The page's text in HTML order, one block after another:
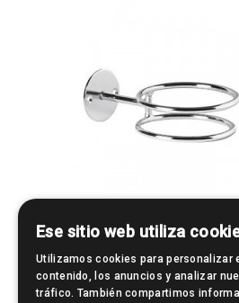
Portasecador
Ese sitio web utiliza
Utilizamos cookies para personalizar
contenido, los anuncios y analizar
tráfico. También compartimos